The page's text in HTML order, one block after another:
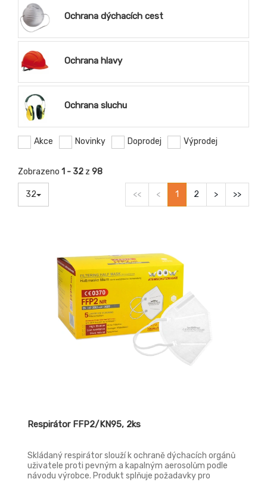
Ochrana dýchacích cest
Ochrana hlavy
Ochrana sluchu
Akce Novinky Doprodej Výprodej
Zobrazeno 1 - 32 z 98
32 << < 1 2 > >>
Respirátor FFP2/KN95, 2ks
Skládaný respirátor slouží k ochraně dýchacích orgánů
uživatele proti pevným a kapalným aerosolům podle
návodu výrobce. Produkt splňuje požadavky pro